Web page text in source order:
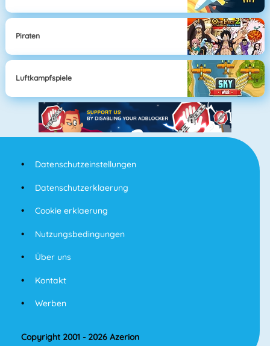
Piraten
Luftkampfspiele
Datenschutzeinstellungen
Datenschutzerklaerung
Cookie erklaerung
Nutzungsbedingungen
Über uns
Kontakt
Werben
Copyright 2001 - 2026 Azerion